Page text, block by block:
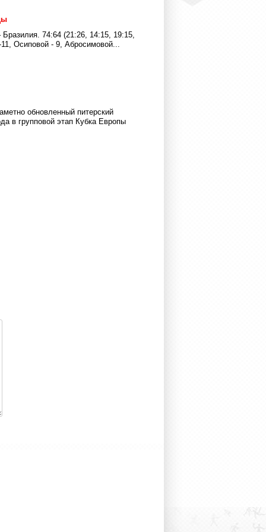
74:64 (21:26, 14:15, 19:15,
Осиповой - 9, Абросимовой...
обновленный питерский
в групповой этап Кубка Европы